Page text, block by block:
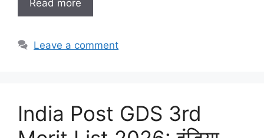
Read more
Leave a comment
India Post GDS 3rd